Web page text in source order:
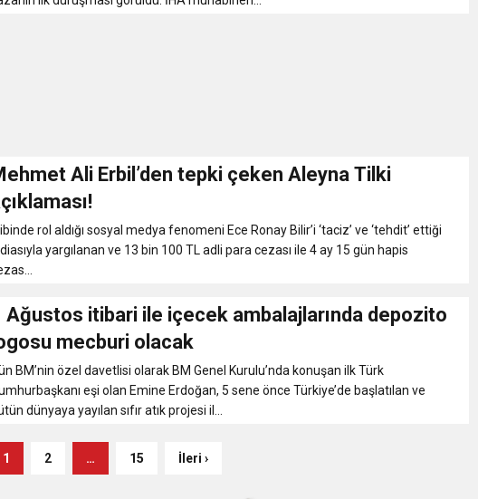
Ali Erbil’den tepki çeken Aleyna Tilki
rol aldığı sosyal medya fenomeni Ece Ronay Bilir’i ‘taciz’ ve ‘tehdit’ ettiği
yargılanan ve 13 bin 100 TL adli para cezası ile 4 ay 15 gün hapis
Ağustos itibari ile içecek ambalajlarında depozito
mecburi olacak
BM’nin özel davetlisi olarak BM Genel Kurulu’nda konuşan ilk Türk
eşi olan Emine Erdoğan, 5 sene önce Türkiye’de başlatılan ve
dünyaya yayılan sıfır atık projesi il...
1 2 … 15 İleri ›